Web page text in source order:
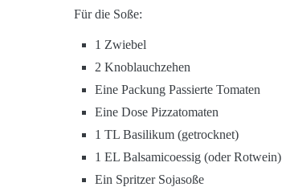
Für die Soße:
1 Zwiebel
2 Knoblauchzehen
Eine Packung Passierte Tomaten
Eine Dose Pizzatomaten
1 TL Basilikum (getrocknet)
1 EL Balsamicoessig (oder Rotwein)
Ein Spritzer Sojasoße